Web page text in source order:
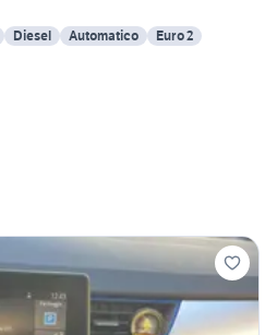
Diesel Automatico Euro 2